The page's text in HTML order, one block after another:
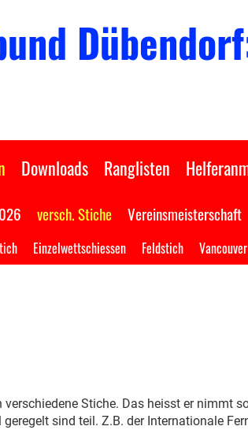
Downloads Ranglisten
versch. Stiche Vereinsmeisterschaft
Einzelwettschiessen Feldstich Vancouver
Stiche. Das heisst er nimmt
sind teil. Z.B. der Internationale